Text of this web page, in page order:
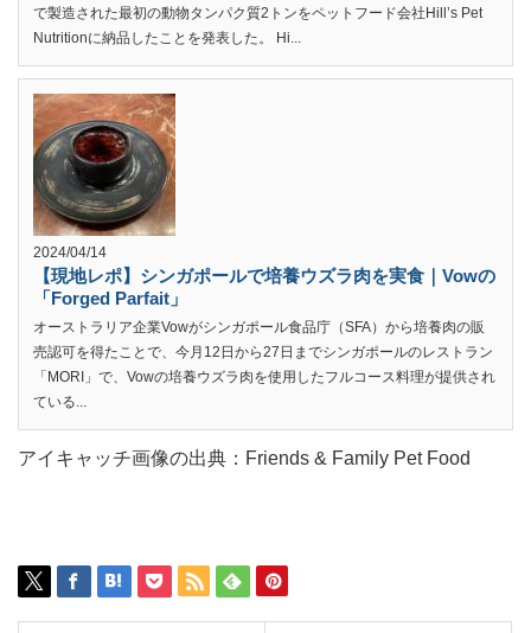
で製造された最初の動物タンパク質2トンをペットフード会社Hill’s Pet
Nutritionに納品したことを発表した。 Hi...
2024/04/14
【現地レポ】シンガポールで培養ウズラ肉を実食｜Vowの
「Forged Parfait」
オーストラリア企業Vowがシンガポール食品庁（SFA）から培養肉の販
売認可を得たことで、今月12日から27日までシンガポールのレストラン
「MORI」で、Vowの培養ウズラ肉を使用したフルコース料理が提供され
ている...
アイキャッチ画像の出典：Friends & Family Pet Food